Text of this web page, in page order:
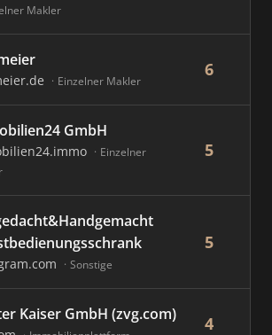
Makler
Einzelner Makler
6
GmbH
Einzelner
5
Sonstige
5
Kaiser GmbH (zvg.com) 4